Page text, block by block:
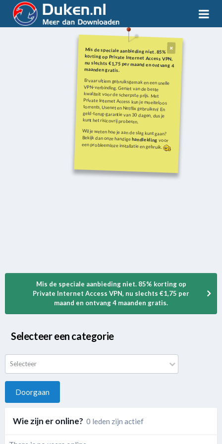
Mis de speciale aanbieding niet. 85%
korting op Private Internet Access VPN,
nu slechts €1,75 per maand en ontvang 4
maanden gratis.
Ervaar ultiem gebruiksgemak en een snelle
VPN-verbinding. Geniet van de beste
kwaliteit voor de scherpste prijs. Met
Private Internet Access kun je moeiteloos
torrents, Usenet en Netflix gebruiken! En
geld-terug-garantie van 30 dagen, dus je
kunt het risicovrij proberen.
Wil je weten hoe je aan de slag kunt gaan?
Bekijk dan onze handigehandleiding voor
een probleemloze installatie en gebruik.
Mis de speciale aanbieding niet. 85% korting op
Private Internet Access VPN, nu slechts €1,75 per
maand en ontvang 4 maanden gratis.
Selecteer een categorie
Selecteer
Doorgaan
Wie zijn er online? 0 leden zijn actief